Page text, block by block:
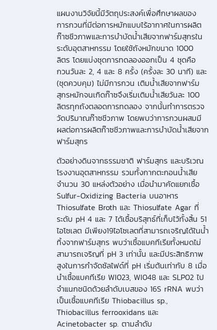
แผนงานวิจัยนี้มีวัตถุประสงค์เพื่อศึกษาผลของ
การกวนที่มีต่อการหมักแบบไร้อากาศในการผลิต
ก๊าซชีวภาพและการบำบัดน้ำเสียจากฟาร์มสุกรใน
ระดับอุตสาหกรรม โดยใช้ถังหมักขนาด 1000
ลิตร โดยแบ่งชุดการทดลองออกเป็น 4 ชุดคือ
กวนวันละ 2, 4 และ 8 ครั้ง (ครั้งละ 30 นาที) และ
(ชุดควบคุม) ไม่มีการกวน เติมน้ำเสียจากฟาร์ม
สุกรหมักจนเกิดก๊าซจึงเริ่มเติมน้ำเสียวันละ 100
ลิตรทุกถังตลอดการทดลอง จากนั้นทำการตรวจ
วัดปริมาณก๊าซชีวภาพ โดยพบว่าการกวนผสมมี
ผลต่อการผลิตก๊าซชีวภาพและการบำบัดน้ำเสียจาก
ฟาร์มสุกร
ตัวอย่างดินจากธรรมชาติ ฟาร์มสุกร และบริเวณ
โรงงานอุตสาหกรรม รวมทั้งกากตะกอนน้ำเสีย
จำนวน 30 แหล่งตัวอย่าง เมื่อนำมาคัดแยกเชื้อ
Sulfur-Oxidizing Bacteria บนอาหาร
Thiosulfate Broth และ Thiosulfate Agar ที่
ระดับ pH 4 และ 7 ได้เชื้อบริสุทธ์ที่เก็บไว้ทั้งสิ้น 51
ไอโซเลต มีเพียง19ไอโซเลตที่สามารถเจริญได้ในน้ำ
ทิ้งจากฟาร์มสุกร พบว่าเชื้อแบคทีเรียทั้งหมดไม่
สามารถเจริญที่ pH 3 เท่านั้น และมีประสิทธิภาพ
สูงในการกำจัดซัลไฟด์ที่ pH เริ่มต้นเท่ากับ 8 เมื่อ
นำเชื้อแบคทีเรีย WI023, WI048 และ SLP02 ไป
จำแนกชนิดด้วยลำดับเบสของ 16S rRNA พบว่า
เป็นเชื้อแบคทีเรีย Thiobacillus sp.,
Thiobacillus ferrooxidans และ
Acinetobacter sp. ตามลำดับ